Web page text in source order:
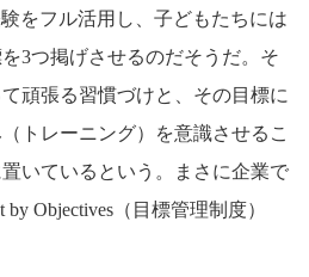
をフル活用し、子どもたちには
3つ掲げさせるのだそうだ。そ
頑張る習慣づけと、その目標に
トレーニング）を意識させるこ
いているという。まさに企業で
Objectives（目標管理制度）